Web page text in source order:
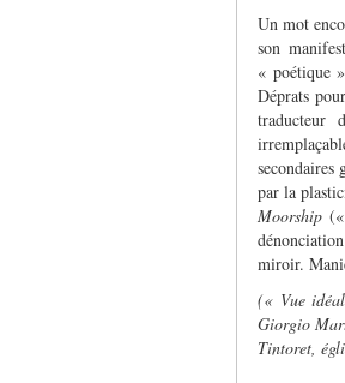
Un mot
son
« poétique
Déprats
traducteur
secondaires
par la
Moorship
miroir.
(« Vue
Giorgio
Tintoret,